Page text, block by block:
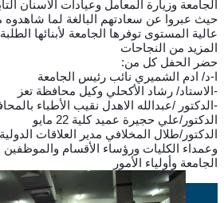
الجامعة وزيارة المعامل وعيادات الاسنان
حيث عبروا عن سعادتهم البالغة لما شاهدوه
عالية المستوى توفرها الجامعة لأبنائها
المزيد من النجاحات
حضر الحفل كل من:
ا-د/ ادم الشميري نائب رئيس الجامعة
-الاستاد/ رشاد الأكحلي وكيل محافظة تعز
-الدكتور /عبدالله الاهدل نقيب الأطباء
الدكتور/علي حجيرة عميد كلية 22 مايو
الدكتور/طلال المخلافي مدير العلاقات
وعمداء الكليات ورؤساء الأقسام
الجامعة وأولياء الأمور